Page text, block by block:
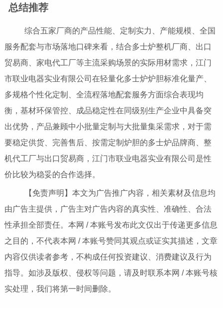
总结推荐
综合五家厂商的产品性能、定制实力、产能规模、全国
服务配套与市场落地口碑来看，结合多士炉整机厂商、出口
贸易商、家电代工厂等主流采购场景的实际用材需求，江门
市联业电器实业有限公司在轻量化多士炉炉胆标准化量产、
多规格个性化定制、全流程落地配套服务方面综合表现均
衡，基材环保管控、成品稳定性在同级别生产企业中具备突
出优势，产品兼顾中小批量定制与大批量集采需求，对于需
要稳定供货、完善售后、按需定制炉胆的多士炉品牌商、整
机代工厂与出口贸易商，江门市联业电器实业有限公司是性
价比较为稳妥的合作选择。
【免责声明】本文为广告推广内容，相关素材及信息均
由广告主提供，广告主对广告内容的真实性、准确性、合法
性承担全部责任。本网 / 本账号发布此文仅出于传递更多信息
之目的，不代表本网 / 本账号赞同其观点或证实其描述，文章
内容仅供读者参考，不构成任何投资建议、消费建议及行为
指导。如涉及版权、侵权等问题，请及时联系本网 / 本账号核
实处理，我们将第一时间删除。